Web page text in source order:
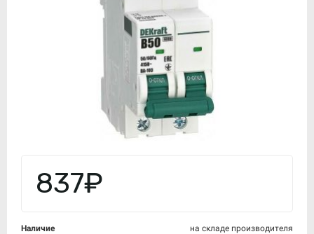
837₽
Наличие
на складе производителя